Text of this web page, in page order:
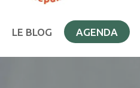
LE BLOG AGENDA